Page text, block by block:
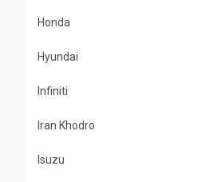
Honda
Hyundai
Infiniti
Iran Khodro
Isuzu